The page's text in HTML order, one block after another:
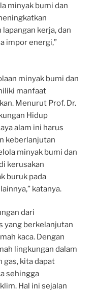
minyak bumi dan
kerja, dan
impor energi,”
minyak bumi dan
manfaat
Menurut Prof. Dr.
Hidup
alam ini harus
keberlanjutan
minyak bumi dan
kerusakan
buruk pada
katanya.
dari
yang berkelanjutan
kaca. Dengan
lingkungan dalam
gas, kita dapat
sehingga
Hal ini sejalan